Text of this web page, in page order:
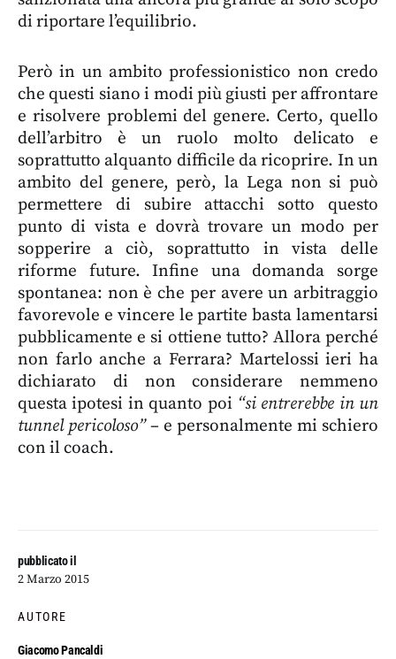
pubblicato il
2 Marzo 2015
AUTORE
Giacomo Pancaldi
di riportare l’equilibrio.
Però in un ambito professionistico non credo
che questi siano i modi più giusti per affrontare
e risolvere problemi del genere. Certo, quello
dell’arbitro è un ruolo molto delicato e
soprattutto alquanto difficile da ricoprire. In un
ambito del genere, però, la Lega non si può
permettere di subire attacchi sotto questo
punto di vista e dovrà trovare un modo per
sopperire a ciò, soprattutto in vista delle
riforme future. Infine una domanda sorge
spontanea: non è che per avere un arbitraggio
favorevole e vincere le partite basta lamentarsi
pubblicamente e si ottiene tutto? Allora perché
non farlo anche a Ferrara? Martelossi ieri ha
dichiarato di non considerare nemmeno
questa ipotesi in quanto poi “si entrerebbe in un
tunnel pericoloso”– e personalmente mi schiero
con il coach.